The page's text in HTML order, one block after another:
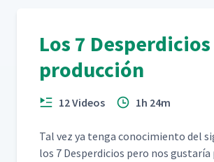
Los 7
producción
12 Videos 1h 24m
Tal vez ya ten­ga conocimien­to del
los 7 Des­perdi­cios pero nos